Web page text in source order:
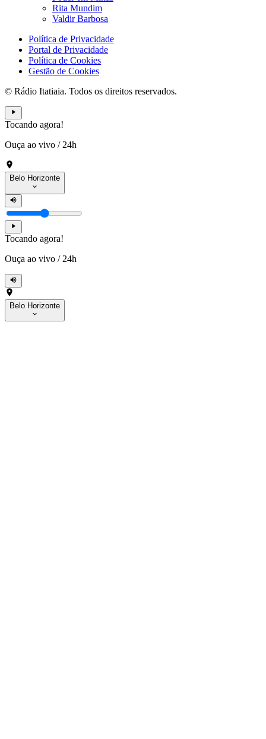
Rita Mundim
Valdir Barbosa
Política de Privacidade
Portal de Privacidade
Política de Cookies
Gestão de Cookies
© Rádio Itatiaia. Todos os direitos reservados.
Tocando agora!
Ouça ao vivo / 24h
Belo Horizonte
Tocando agora!
Ouça ao vivo / 24h
Belo Horizonte